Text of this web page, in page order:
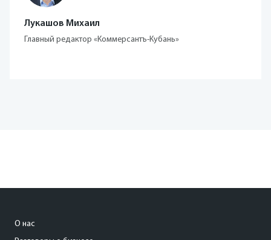
Лукашов Михаил
Главный редактор «Коммерсантъ-Кубань»
О нас